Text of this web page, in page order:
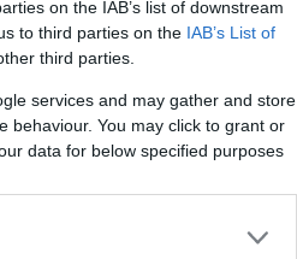
on the IAB’s list of downstream
to third parties on the IAB’s List of
third parties.
services and may gather and store
behaviour. You may click to grant or
data for below specified purposes
en Oriente
es